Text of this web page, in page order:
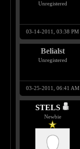
Unregistered
03-14-2011, 03:38 PM
Belialst
Unregistered
03-25-2011, 06:41 AM
STELS
Newbie